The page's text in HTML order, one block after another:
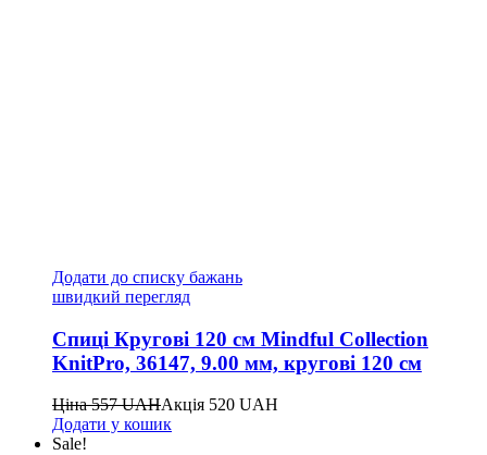
Додати до списку бажань
швидкий перегляд
Спиці Кругові 120 см Mindful Collection
KnitPro, 36147, 9.00 мм, кругові 120 см
Ціна557UAHАкція 520 UAH
Додати у кошик
Sale!